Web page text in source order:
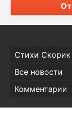
Стихи Скорик
Все новости
Комментарии